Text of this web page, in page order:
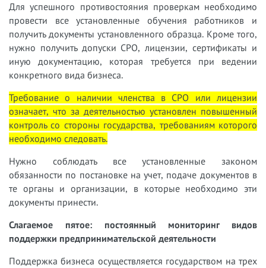
Для успешного противостояния проверкам необходимо
провести все установленные обучения работников и
получить документы установленного образца. Кроме того,
нужно получить допуски СРО, лицензии, сертификаты и
иную документацию, которая требуется при ведении
конкретного вида бизнеса.
Требование о наличии членства в СРО или лицензии
означает, что за деятельностью установлен повышенный
контроль со стороны государства, требованиям которого
необходимо следовать.
Нужно соблюдать все установленные законом
обязанности по постановке на учет, подаче документов в
те органы и организации, в которые необходимо эти
документы принести.
Слагаемое пятое: постоянный мониторинг видов
поддержки предпринимательской деятельности
Поддержка бизнеса осуществляется государством на трех